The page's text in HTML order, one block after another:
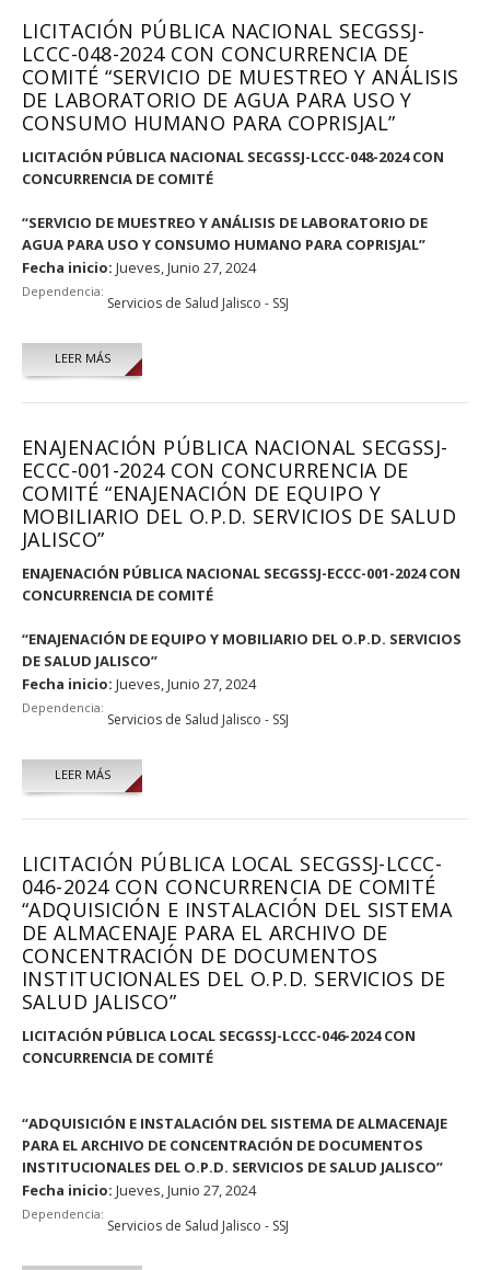
LICITACIÓN PÚBLICA NACIONAL SECGSSJ-
LCCC-048-2024 CON CONCURRENCIA DE
COMITÉ “SERVICIO DE MUESTREO Y ANÁLISIS
DE LABORATORIO DE AGUA PARA USO Y
CONSUMO HUMANO PARA COPRISJAL”
LICITACIÓN PÚBLICA NACIONAL SECGSSJ-LCCC-048-2024 CON
CONCURRENCIA DE COMITÉ
“SERVICIO DE MUESTREO Y ANÁLISIS DE LABORATORIO DE
AGUA PARA USO Y CONSUMO HUMANO PARA COPRISJAL”
Fecha inicio: Jueves, Junio 27, 2024
Dependencia:
Servicios de Salud Jalisco - SSJ
LEER MÁS
ENAJENACIÓN PÚBLICA NACIONAL SECGSSJ-
ECCC-001-2024 CON CONCURRENCIA DE
COMITÉ “ENAJENACIÓN DE EQUIPO Y
MOBILIARIO DEL O.P.D. SERVICIOS DE SALUD
JALISCO”
ENAJENACIÓN PÚBLICA NACIONAL SECGSSJ-ECCC-001-2024 CON
CONCURRENCIA DE COMITÉ
“ENAJENACIÓN DE EQUIPO Y MOBILIARIO DEL O.P.D. SERVICIOS
DE SALUD JALISCO”
Fecha inicio: Jueves, Junio 27, 2024
Dependencia:
Servicios de Salud Jalisco - SSJ
LEER MÁS
LICITACIÓN PÚBLICA LOCAL SECGSSJ-LCCC-
046-2024 CON CONCURRENCIA DE COMITÉ
“ADQUISICIÓN E INSTALACIÓN DEL SISTEMA
DE ALMACENAJE PARA EL ARCHIVO DE
CONCENTRACIÓN DE DOCUMENTOS
INSTITUCIONALES DEL O.P.D. SERVICIOS DE
SALUD JALISCO”
LICITACIÓN PÚBLICA LOCAL SECGSSJ-LCCC-046-2024 CON
CONCURRENCIA DE COMITÉ
“ADQUISICIÓN E INSTALACIÓN DEL SISTEMA DE ALMACENAJE
PARA EL ARCHIVO DE CONCENTRACIÓN DE DOCUMENTOS
INSTITUCIONALES DEL O.P.D. SERVICIOS DE SALUD JALISCO”
Fecha inicio: Jueves, Junio 27, 2024
Dependencia:
Servicios de Salud Jalisco - SSJ